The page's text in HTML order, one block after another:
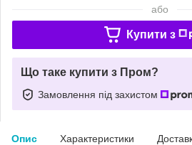
або
Купити з
Що таке купити з Пром?
Замовлення під захистом
Опис Характеристики